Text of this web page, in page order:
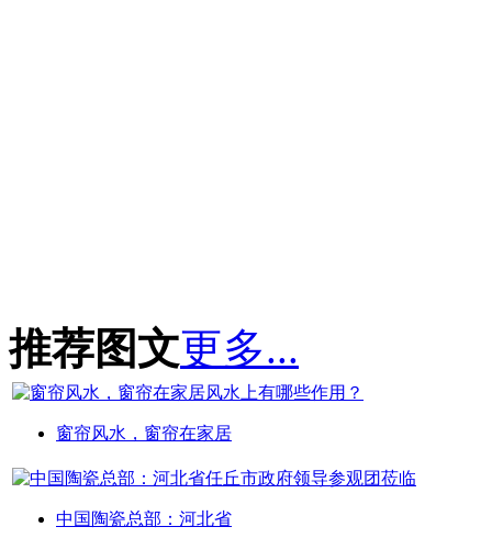
推荐图文更多...
窗帘风水，窗帘在家居
中国陶瓷总部：河北省